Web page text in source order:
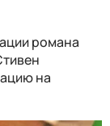
романа
на